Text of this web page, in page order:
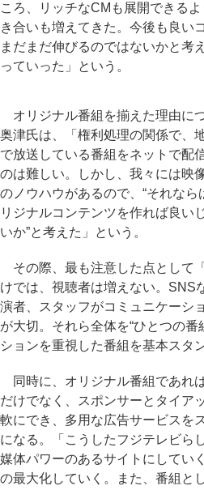
ころ、リッチなCMも展開できる
き合いも増えてきた。今後も良い
まだまだ伸びるのではないかと考
っていった」という。
オリジナル番組を揃えた理由に
奥津氏は、「権利処理の関係で、
で放送している番組をネットで配
のは難しい。しかし、我々には映
のノウハウがあるので、“それなら
リジナルコンテンツを作れば良い
いか”と考えた」という。
その際、最も注意した点として
けでは、視聴者は増えない。SNS
演者、スタッフがコミュニケーシ
が大切。それら全体を“ひとつの番
ションを重視した番組を基本スタ
同時に、オリジナル番組であれ
だけでなく、スポンサーとタイア
軟にでき、多用な広告サービスを
になる。「こうしたフジテレビら
媒体パワーのあるサイトにしてい
の最大化していく。また、番組と